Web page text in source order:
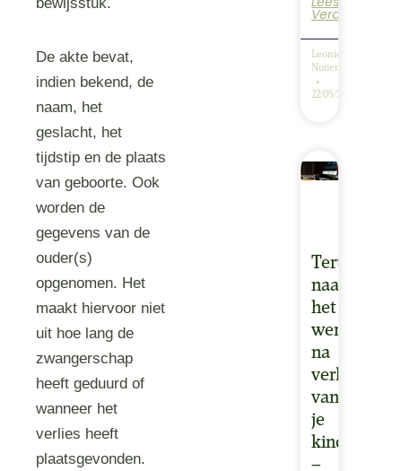
bewijsstuk.
De akte bevat,
indien bekend, de
naam, het
geslacht, het
tijdstip en de plaats
van geboorte. Ook
worden de
gegevens van de
ouder(s)
opgenomen. Het
maakt hiervoor niet
uit hoe lang de
zwangerschap
heeft geduurd of
wanneer het
verlies heeft
plaatsgevonden.
Verder
Leonie
Nuijen
22/05/2025
Terug
naar
het
werk
na
verlies
van
je
kind
–